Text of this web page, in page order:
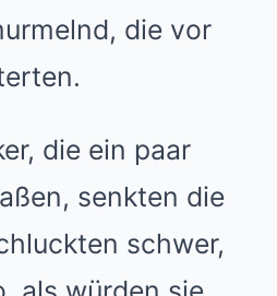
die vor
die ein paar
senkten die
schwer,